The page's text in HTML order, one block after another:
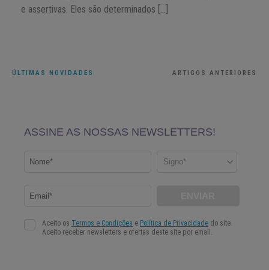
e assertivas. Eles são determinados […]
ÚLTIMAS NOVIDADES ARTIGOS ANTERIORES